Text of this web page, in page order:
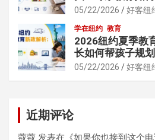
05/22/2026 好客纽
学在纽约 教育
2026纽约夏季教
长如何帮孩子规
05/22/2026 好客纽
近期评论
蔻蔻 发表在《如果你也接到这个